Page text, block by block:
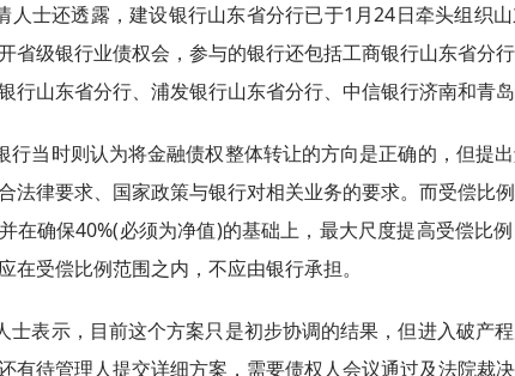
人士还透露，建设银行山东省分行已于1月24日牵头组织
省级银行业债权会，参与的银行还包括工商银行山东省分
行山东省分行、浦发银行山东省分行、中信银行济南和青岛
行当时则认为将金融债权整体转让的方向是正确的，但提
法律要求、国家政策与银行对相关业务的要求。而受偿比
在确保40%(必须为净值)的基础上，最大尺度提高受偿比
在受偿比例范围之内，不应由银行承担。
士表示，目前这个方案只是初步协调的结果，但进入破产程
有待管理人提交详细方案，需要债权人会议通过及法院裁